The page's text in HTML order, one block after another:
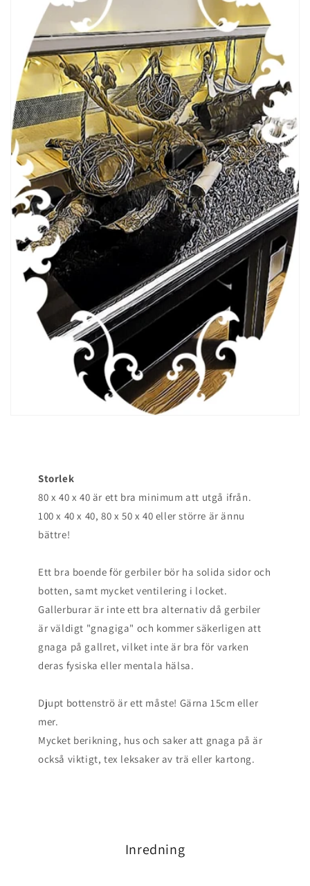
Storlek
80 x 40 x 40 är ett bra minimum att utgå ifrån.
100 x 40 x 40, 80 x 50 x 40 eller större är ännu
bättre!
Ett bra boende för gerbiler bör ha solida sidor och
botten, samt mycket ventilering i locket.
Gallerburar är inte ett bra alternativ då gerbiler
är väldigt "gnagiga" och kommer säkerligen att
gnaga på gallret, vilket inte är bra för varken
deras fysiska eller mentala hälsa.
Djupt bottenströ är ett måste! Gärna 15cm eller
mer.
Mycket berikning, hus och saker att gnaga på är
också viktigt, tex leksaker av trä eller kartong.
Inredning